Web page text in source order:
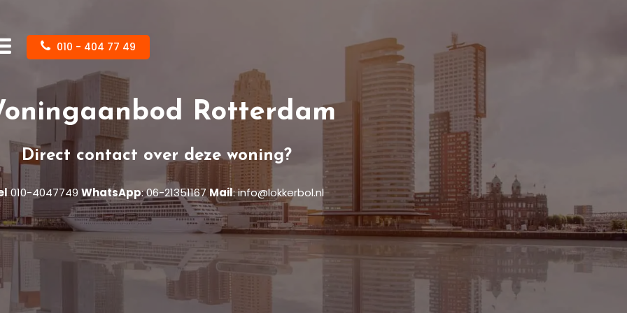
010 - 404 77 49
Rotterdam
Direct contact over deze woning?
010-4047749 WhatsApp:06-21351167 Mail:info@lokkerbol.nl